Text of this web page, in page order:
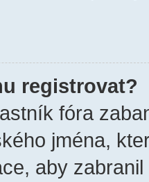
registrovat?
fóra
jména,
aby